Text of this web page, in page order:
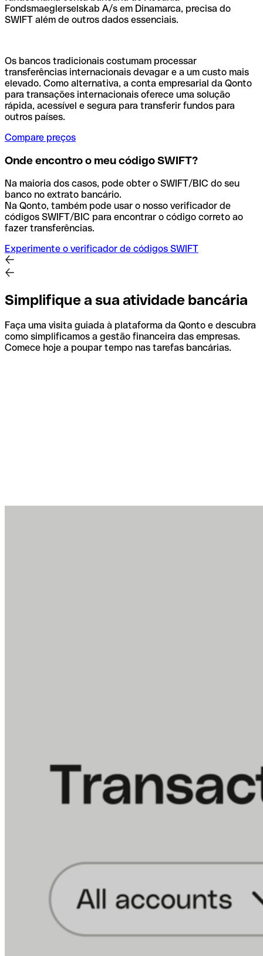
Fondsmaeglerselskab A/s em Dinamarca, precisa do
SWIFT além de outros dados essenciais.
Os bancos tradicionais costumam processar
transferências internacionais devagar e a um custo mais
elevado. Como alternativa, a conta empresarial da Qonto
para transações internacionais oferece uma solução
rápida, acessível e segura para transferir fundos para
outros países.
Compare preços
Onde encontro o meu código SWIFT?
Na maioria dos casos, pode obter o SWIFT/BIC do seu
banco no extrato bancário.
Na Qonto, também pode usar o nosso verificador de
códigos SWIFT/BIC para encontrar o código correto ao
fazer transferências.
Experimente o verificador de códigos SWIFT
Simplifique a sua atividade bancária
Faça uma visita guiada à plataforma da Qonto e descubra
como simplificamos a gestão financeira das empresas.
Comece hoje a poupar tempo nas tarefas bancárias.